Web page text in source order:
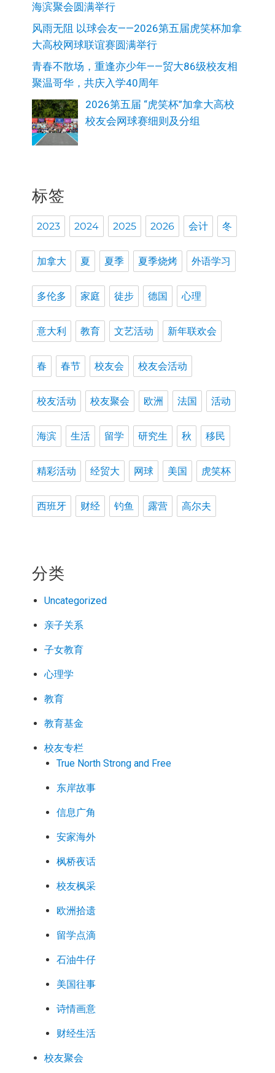
海滨聚会圆满举行
风雨无阻 以球会友——2026第五届虎笑杯加拿
大高校网球联谊赛圆满举行
青春不散场，重逢亦少年——贸大86级校友相
聚温哥华，共庆入学40周年
2026第五届 “虎笑杯”加拿大高校
校友会网球赛细则及分组
标签
2023 2024 2025 2026 会计 冬
加拿大 夏 夏季 夏季烧烤 外语学习
多伦多 家庭 徒步 德国 心理
意大利 教育 文艺活动 新年联欢会
春 春节 校友会 校友会活动
校友活动 校友聚会 欧洲 法国 活动
海滨 生活 留学 研究生 秋 移民
精彩活动 经贸大 网球 美国 虎笑杯
西班牙 财经 钓鱼 露营 高尔夫
分类
Uncategorized
亲子关系
子女教育
心理学
教育
教育基金
校友专栏
True North Strong and Free
东岸故事
信息广角
安家海外
枫桥夜话
校友枫采
欧洲拾遗
留学点滴
石油牛仔
美国往事
诗情画意
财经生活
校友聚会